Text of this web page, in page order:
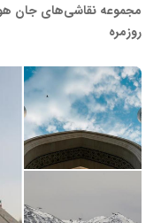
مجموعه نقاشی‌های جان
روزمره